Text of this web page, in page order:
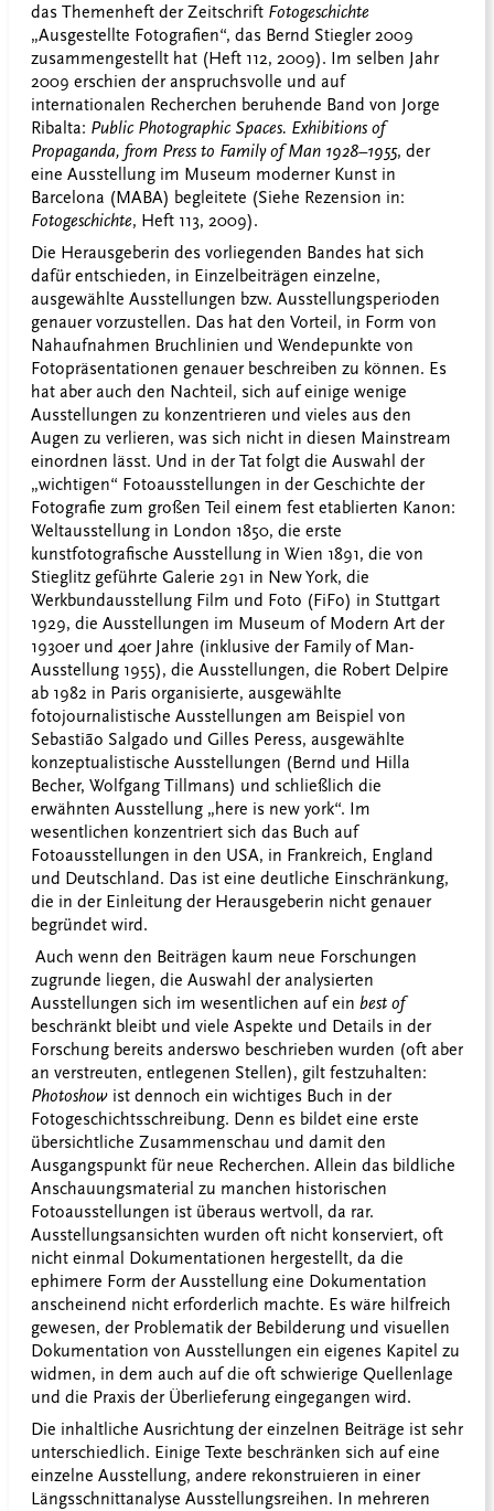
das Themenheft der Zeitschrift Fotogeschichte
„Ausgestellte Fotografien“, das Bernd Stiegler 2009
zusammengestellt hat (Heft 112, 2009). Im selben Jahr
2009 erschien der anspruchsvolle und auf
internationalen Recherchen beruhende Band von Jorge
Ribalta: Public Photographic Spaces. Exhibitions of
Propaganda, from Press to Family of Man 1928–1955, der
eine Ausstellung im Museum moderner Kunst in
Barcelona (MABA) begleitete (Siehe Rezension in:
Fotogeschichte, Heft 113, 2009).
Die Herausgeberin des vorliegenden Bandes hat sich
dafür entschieden, in Einzelbeiträgen einzelne,
ausgewählte Ausstellungen bzw. Ausstellungsperioden
genauer vorzustellen. Das hat den Vorteil, in Form von
Nahaufnahmen Bruchlinien und Wendepunkte von
Fotopräsentationen genauer beschreiben zu können. Es
hat aber auch den Nachteil, sich auf einige wenige
Ausstellungen zu konzentrieren und vieles aus den
Augen zu verlieren, was sich nicht in diesen Mainstream
einordnen lässt. Und in der Tat folgt die Auswahl der
„wichtigen“ Fotoausstellungen in der Geschichte der
Fotografie zum großen Teil einem fest etablierten Kanon:
Weltausstellung in London 1850, die erste
kunstfotografische Ausstellung in Wien 1891, die von
Stieglitz geführte Galerie 291 in New York, die
Werkbundausstellung Film und Foto (FiFo) in Stuttgart
1929, die Ausstellungen im Museum of Modern Art der
1930er und 40er Jahre (inklusive der Family of Man-
Ausstellung 1955), die Ausstellungen, die Robert Delpire
ab 1982 in Paris organisierte, ausgewählte
fotojournalistische Ausstellungen am Beispiel von
Sebastião Salgado und Gilles Peress, ausgewählte
konzeptualistische Ausstellungen (Bernd und Hilla
Becher, Wolfgang Tillmans) und schließlich die
erwähnten Ausstellung „here is new york“. Im
wesentlichen konzentriert sich das Buch auf
Fotoausstellungen in den USA, in Frankreich, England
und Deutschland. Das ist eine deutliche Einschränkung,
die in der Einleitung der Herausgeberin nicht genauer
begründet wird.
Auch wenn den Beiträgen kaum neue Forschungen
zugrunde liegen, die Auswahl der analysierten
Ausstellungen sich im wesentlichen auf ein best of
beschränkt bleibt und viele Aspekte und Details in der
Forschung bereits anderswo beschrieben wurden (oft aber
an verstreuten, entlegenen Stellen), gilt festzuhalten:
Photoshow ist dennoch ein wichtiges Buch in der
Fotogeschichtsschreibung. Denn es bildet eine erste
übersichtliche Zusammenschau und damit den
Ausgangspunkt für neue Recherchen. Allein das bildliche
Anschauungsmaterial zu manchen historischen
Fotoausstellungen ist überaus wertvoll, da rar.
Ausstellungsansichten wurden oft nicht konserviert, oft
nicht einmal Dokumentationen hergestellt, da die
ephimere Form der Ausstellung eine Dokumentation
anscheinend nicht erforderlich machte. Es wäre hilfreich
gewesen, der Problematik der Bebilderung und visuellen
Dokumentation von Ausstellungen ein eigenes Kapitel zu
widmen, in dem auch auf die oft schwierige Quellenlage
und die Praxis der Überlieferung eingegangen wird.
Die inhaltliche Ausrichtung der einzelnen Beiträge ist sehr
unterschiedlich. Einige Texte beschränken sich auf eine
einzelne Ausstellung, andere rekonstruieren in einer
Längsschnittanalyse Ausstellungsreihen. In mehreren